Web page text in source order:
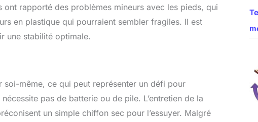
rapporté des problèmes mineurs avec les pieds, qui
en plastique qui pourraient sembler fragiles. Il est
une stabilité optimale.
même, ce qui peut représenter un défi pour
pas de batterie ou de pile. L’entretien de la
un simple chiffon sec pour l’essuyer. Malgré